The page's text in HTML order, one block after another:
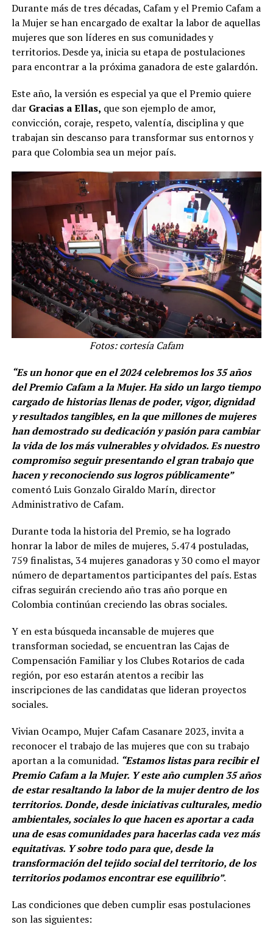
Durante más de tres décadas, Cafam y el Premio Cafam a
la Mujer se han encargado de exaltar la labor de aquellas
mujeres que son líderes en sus comunidades y
territorios. Desde ya, inicia su etapa de postulaciones
para encontrar a la próxima ganadora de este galardón.
Este año, la versión es especial ya que el Premio quiere
dar Gracias a Ellas, que son ejemplo de amor,
convicción, coraje, respeto, valentía, disciplina y que
trabajan sin descanso para transformar sus entornos y
para que Colombia sea un mejor país.
Fotos: cortesía Cafam
“Es un honor que en el 2024 celebremos los 35 años
del Premio Cafam a la Mujer. Ha sido un largo tiempo
cargado de historias llenas de poder, vigor, dignidad
y resultados tangibles, en la que millones de mujeres
han demostrado su dedicación y pasión para cambiar
la vida de los más vulnerables y olvidados. Es nuestro
compromiso seguir presentando el gran trabajo que
hacen y reconociendo sus logros públicamente”
comentó Luis Gonzalo Giraldo Marín, director
Administrativo de Cafam.
Durante toda la historia del Premio, se ha logrado
honrar la labor de miles de mujeres, 5.474 postuladas,
759 finalistas, 34 mujeres ganadoras y 30 como el mayor
número de departamentos participantes del país. Estas
cifras seguirán creciendo año tras año porque en
Colombia continúan creciendo las obras sociales.
Y en esta búsqueda incansable de mujeres que
transforman sociedad, se encuentran las Cajas de
Compensación Familiar y los Clubes Rotarios de cada
región, por eso estarán atentos a recibir las
inscripciones de las candidatas que lideran proyectos
sociales.
Vivian Ocampo, Mujer Cafam Casanare 2023, invita a
reconocer el trabajo de las mujeres que con su trabajo
aportan a la comunidad. “Estamos listas para recibir el
Premio Cafam a la Mujer. Y este año cumplen 35 años
de estar resaltando la labor de la mujer dentro de los
territorios. Donde, desde iniciativas culturales, medio
ambientales, sociales lo que hacen es aportar a cada
una de esas comunidades para hacerlas cada vez más
equitativas. Y sobre todo para que, desde la
transformación del tejido social del territorio, de los
territorios podamos encontrar ese equilibrio”.
Las condiciones que deben cumplir esas postulaciones
son las siguientes: